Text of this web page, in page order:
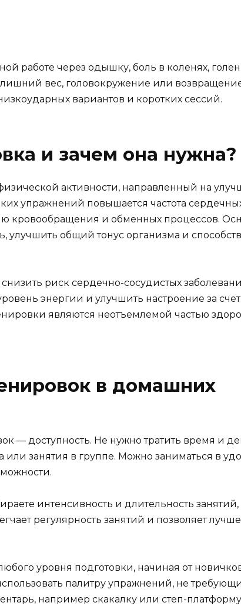
работе через одышку, боль в коленях,
вес, головокружение или
вариантов и коротких сессий.
и зачем она нужна?
активности, направленный на
упражнений повышается частота
кровообращения и обменных процессов.
общий тонус организма и
риск сердечно-сосудистых
энергии и улучшить настроение за счет
являются неотъемлемой частью
в домашних
— доступность. Не нужно тратить время и
занятия в группе. Можно заниматься в
интенсивность и длительность занятий,
регулярность занятий и позволяет лучше
уровня подготовки, начиная от
палитру упражнений, не
например скакалку или степ-